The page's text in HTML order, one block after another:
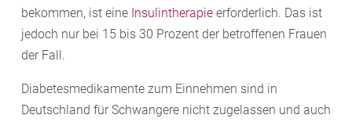
bekommen, ist eine Insulintherapie erforderlich. Das ist
jedoch nur bei 15 bis 30 Prozent der betroffenen Frauen
der Fall.
Diabetesmedikamente zum Einnehmen sind in
Deutschland für Schwangere nicht zugelassen und auch